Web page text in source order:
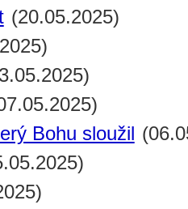
(20.05.2025)
Bohu sloužil